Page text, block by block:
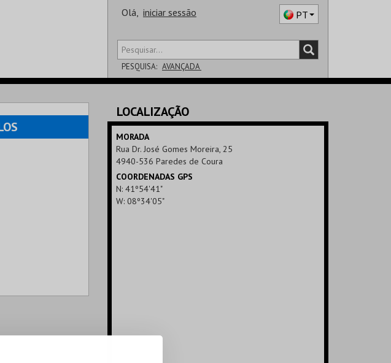
Olá, iniciar sessão PT
PESQUISA: AVANÇADA
SALA
LOCALIZAÇÃO
MORADA
Rua Dr. José Gomes Moreira, 25
4940-536 Paredes de Coura
COORDENADAS GPS
N: 41º54'41"
W: 08º34'05"